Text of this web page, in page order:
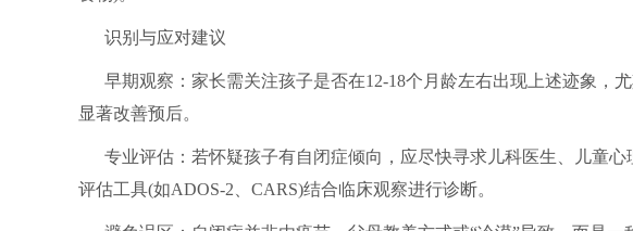
识别与应对建议
早期观察：家长需关注孩子是否在12-18个月龄左右出现上述迹象，
显著改善预后。
专业评估：若怀疑孩子有自闭症倾向，应尽快寻求儿科医生、儿童
评估工具(如ADOS-2、CARS)结合临床观察进行诊断。